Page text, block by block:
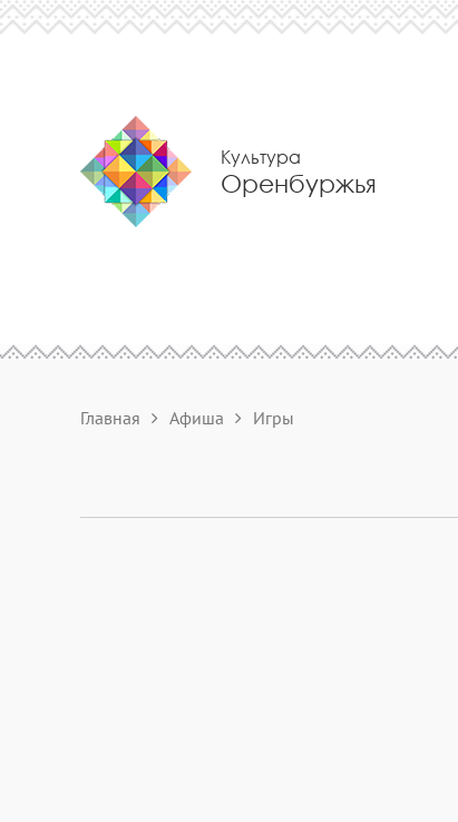
Культура
Оренбуржья
Главная Афиша Игры